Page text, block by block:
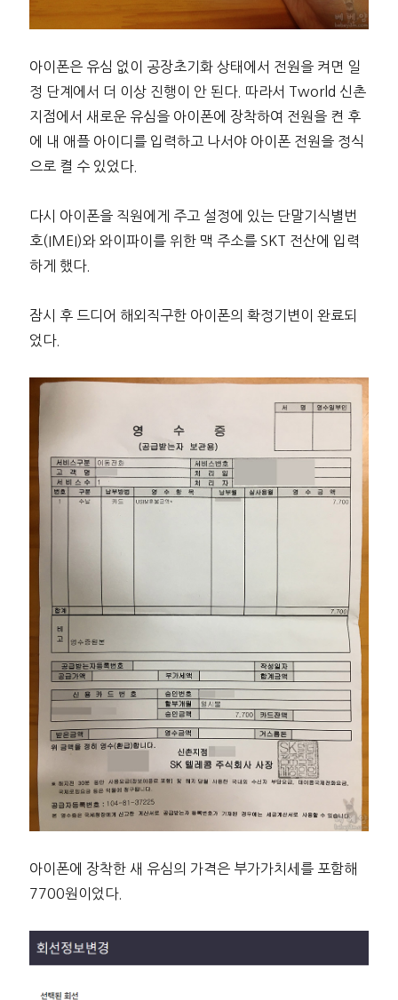
아이폰은 유심 없이 공장초기화 상태에서 전원을 켜면 일
정 단계에서 더 이상 진행이 안 된다. 따라서 Tworld 신촌
지점에서 새로운 유심을 아이폰에 장착하여 전원을 켠 후
에 내 애플 아이디를 입력하고 나서야 아이폰 전원을 정식
으로 켤 수 있었다.
다시 아이폰을 직원에게 주고 설정에 있는 단말기식별번
호(IMEI)와 와이파이를 위한 맥 주소를 SKT 전산에 입력
하게 했다.
잠시 후 드디어 해외직구한 아이폰의 확정기변이 완료되
었다.
아이폰에 장착한 새 유심의 가격은 부가가치세를 포함해
7700원이었다.